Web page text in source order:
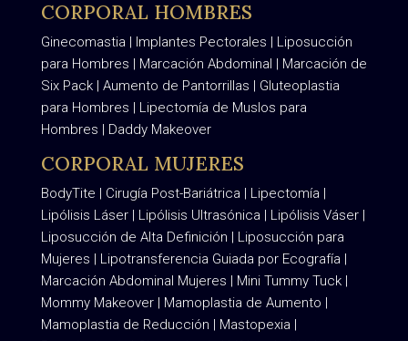
CORPORAL HOMBRES
Ginecomastia | Implantes Pectorales | Liposucción
para Hombres | Marcación Abdominal | Marcación de
Six Pack| Aumento de Pantorrillas | Gluteoplastia
para Hombres | Lipectomía de Muslos para
Hombres | Daddy Makeover
CORPORAL MUJERES
BodyTite | Cirugía Post-Bariátrica | Lipectomía |
Lipólisis Láser | Lipólisis Ultrasónica | Lipólisis Váser |
Liposucción de Alta Definición | Liposucción para
Mujeres | Lipotransferencia Guiada por Ecografía |
Marcación Abdominal Mujeres | Mini Tummy Tuck|
Mommy Makeover | Mamoplastia de Aumento |
Mamoplastia de Reducción | Mastopexia |